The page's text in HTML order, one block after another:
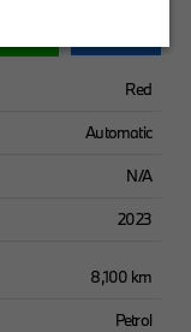
Red
Automatic
N/A
2023
8,100 km
Petrol